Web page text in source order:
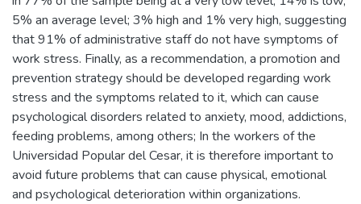
5% an average level; 3% high and 1% very high, suggesting
that 91% of administrative staff do not have symptoms of
work stress. Finally, as a recommendation, a promotion and
prevention strategy should be developed regarding work
stress and the symptoms related to it, which can cause
psychological disorders related to anxiety, mood, addictions,
feeding problems, among others; In the workers of the
Universidad Popular del Cesar, it is therefore important to
avoid future problems that can cause physical, emotional
and psychological deterioration within organizations.